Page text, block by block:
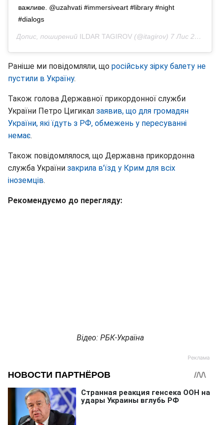
важливе. @uzahvati #immersiveart #library #night
#dialogs
Допис, поширений ILDAR TAGIROV (@itagirov) 7 Лис 2018 р. о 2:01 PST
Раніше ми повідомляли, що російську зірку балету не
пустили в Україну.
Також голова Державної прикордонної служби
України Петро Цигикал заявив, що для громадян
України, які їдуть з РФ, обмежень у пересуванні
немає.
Також повідомлялося, що Державна прикордонна
служба України закрила в'їзд у Крим для всіх
іноземців.
Рекомендуємо до перегляду:
Відео: РБК-Україна